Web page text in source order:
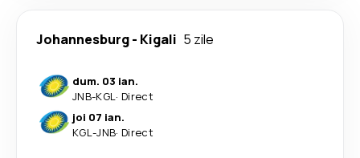
Johannesburg- Kigali 5 zile
dum. 03 ian.
JNB-KGL · Direct
joi 07 ian.
KGL -JNB· Direct